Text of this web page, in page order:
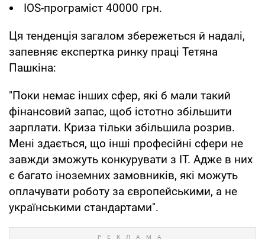
IOS-програміст 40000 грн.
Ця тенденція загалом збережеться й надалі,
запевняє експертка ринку праці Тетяна
Пашкіна:
"Поки немає інших сфер, які б мали такий
фінансовий запас, щоб істотно збільшити
зарплати. Криза тільки збільшила розрив.
Мені здається, що інші професійні сфери не
завжди зможуть конкурувати з IT. Адже в них
є багато іноземних замовників, які можуть
оплачувати роботу за європейськими, а не
українськими стандартами".